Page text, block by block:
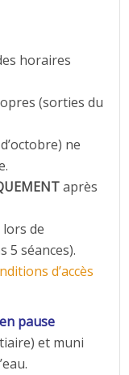
horaires
(sorties du
ne
après
lors de
5 séances).
d’accès
pause
et muni